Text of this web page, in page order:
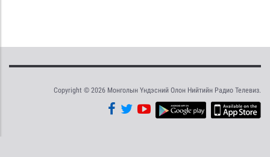
Copyright © 2026 Монголын Үндэсний Олон Нийтийн Радио Телевиз.